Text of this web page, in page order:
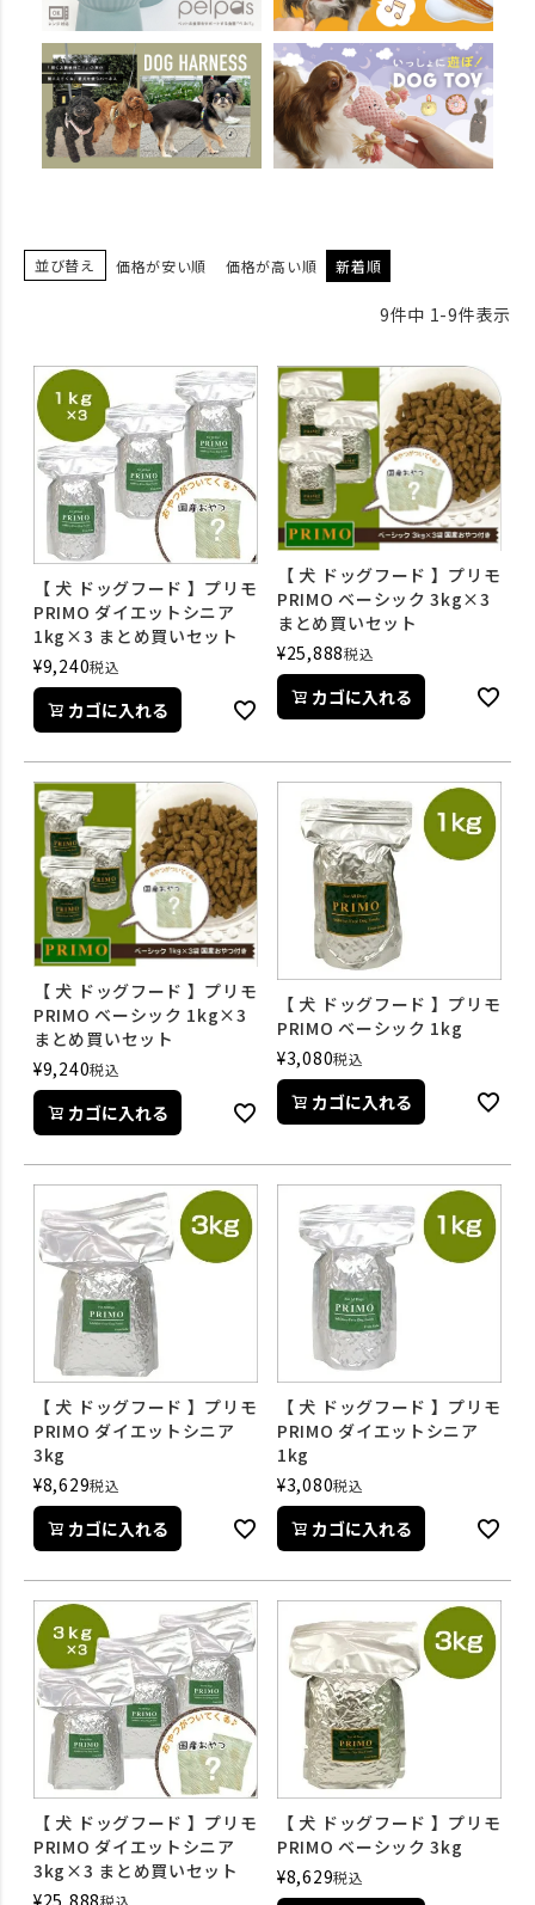
並び替え 価格が安い順 価格が高い順 新着順
9件中 1-9件表示
【 犬 ドッグフード 】プリモ
PRIMO ダイエットシニア
1kg×3 まとめ買いセット
¥9,240税込
カゴに入れる
【 犬 ドッグフード 】プリモ
PRIMO ベーシック 3kg×3
まとめ買いセット
¥25,888税込
カゴに入れる
【 犬 ドッグフード 】プリモ
PRIMO ベーシック 1kg×3
まとめ買いセット
¥9,240税込
カゴに入れる
【 犬 ドッグフード 】プリモ
PRIMO ベーシック 1kg
¥3,080税込
カゴに入れる
【 犬 ドッグフード 】プリモ
PRIMO ダイエットシニア
3kg
¥8,629税込
カゴに入れる
【 犬 ドッグフード 】プリモ
PRIMO ダイエットシニア
1kg
¥3,080税込
カゴに入れる
【 犬 ドッグフード 】プリモ
PRIMO ダイエットシニア
3kg×3 まとめ買いセット
【 犬 ドッグフード 】プリモ
PRIMO ベーシック 3kg
¥8,629税込